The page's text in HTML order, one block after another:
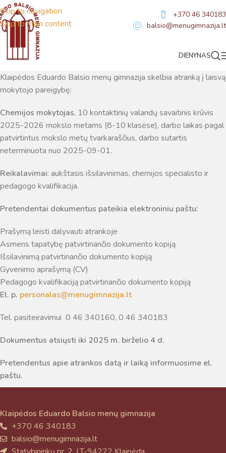
Skip to navigation
Skip to main content
+370 46 340183
balsio@menugimnazija.lt
DIENYNAS
Laisvos darbo vietos
Klaipėdos Eduardo Balsio menų gimnazija skelbia atranką į laisvą
mokytojo pareigybę:
Chemijos mokytojas, 10 kontaktinių valandų savaitinis krūvis
2025-2026 mokslo metams (8-10 klasėse), darbo laikas pagal
patvirtintus mokslo metų tvarkaraščius, darbo sutartis
neterminuota nuo 2025-09-01.
Reikalavimai: aukštasis išsilavinimas, chemijos specialisto ir
pedagogo kvalifikacija.
Pretendentai dokumentus pateikia elektroniniu paštu:
Prašymą leisti dalyvauti atrankoje
Asmens tapatybę patvirtinančio dokumento kopiją
Išsilavinimą patvirtinančio dokumento kopiją
Gyvenimo aprašymą (CV)
Pedagogo kvalifikaciją patvirtinančio dokumento kopiją
El. p. personalas@menugimnazija.lt
Tel. pasiteiravimui 0 46 340160, 0 46 340183
Dokumentus atsiųsti iki 2025 m. birželio 4 d.
Pretendentus apie atrankos datą ir laiką informuosime el.
paštu.
Klaipėdos Eduardo Balsio menų gimnazija
+370 46 340183
balsio@menugimnazija.lt
Virtualus asistentas
Sveiki! Taip, aš esu virtualus. Tačiau dirbtinis intelektas
suteikia man galimybę ne tik analizuoti Jūsų klausimą, bet
informaciją. Jei visgi man pritrūks išmanumo - pateiksiu
Jums reikiamus kontaktus, kur galėsite pasiklausti
atsakingo specialisto.
Taigi... kuo galėčiau Jums padėti?